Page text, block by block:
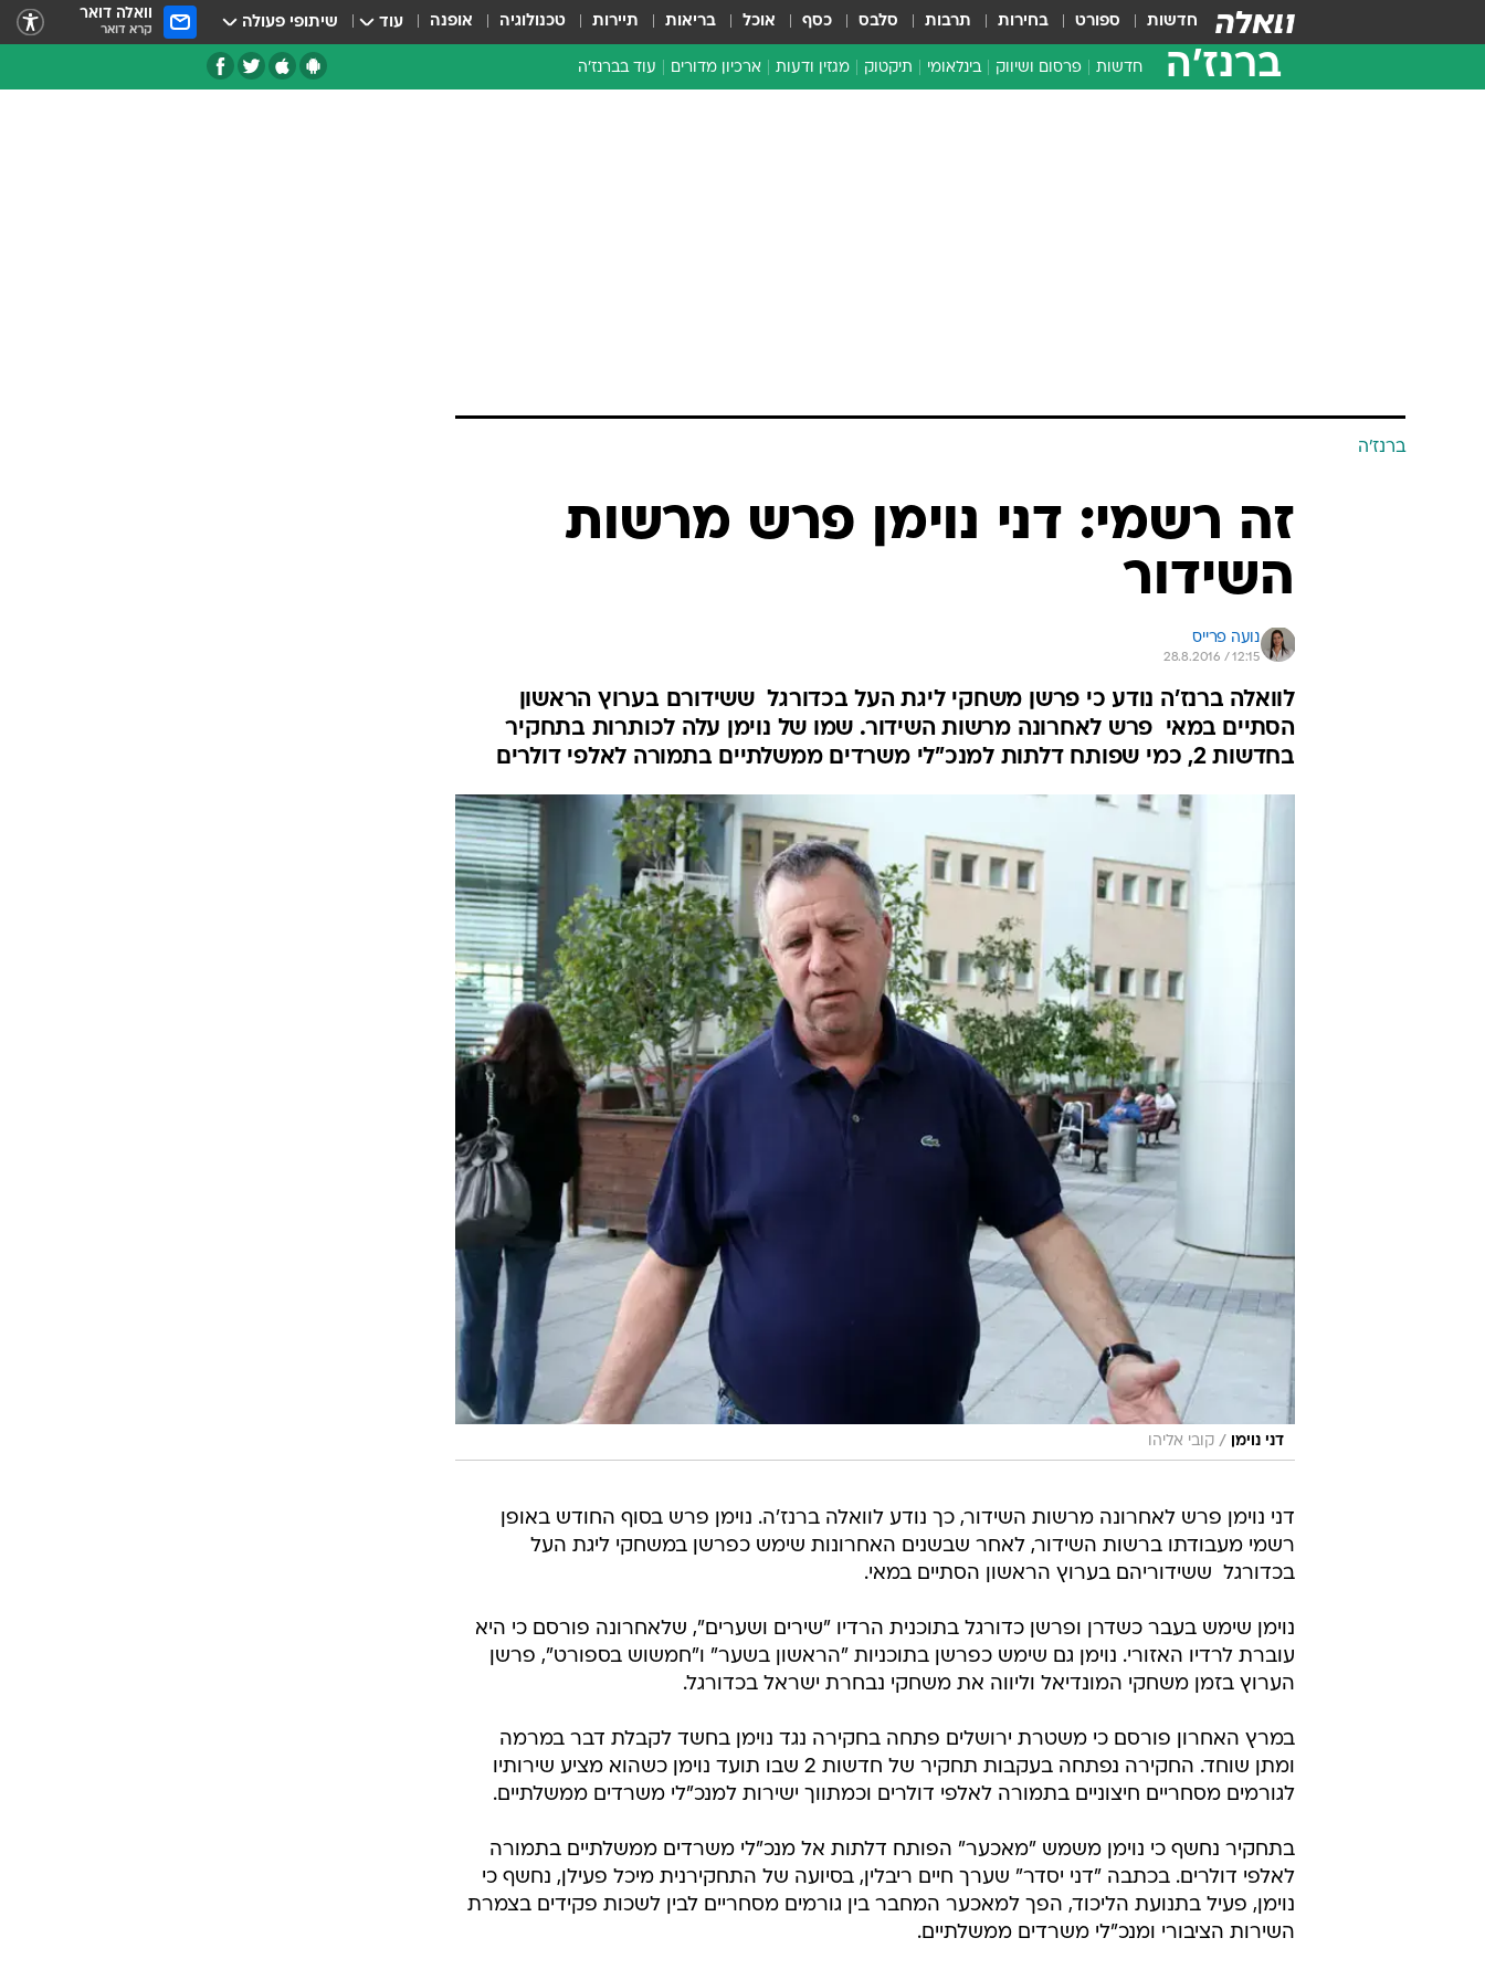
חדשות ספורט בחירות תרבות סלבס כסף אוכל בריאות תיירות טכנולוגיה אופנה עוד שיתופי פעולה וואלה דואר
קרא דואר
ברנז'ה חדשות פרסום ושיווק בינלאומי תיקטוק מגזין ודעות ארכיון מדורים עוד בברנז'ה
ברנז'ה
זה רשמי: דני נוימן פרש מרשות
השידור
נועה פרייס
28.8.2016 / 12:15
לוואלה ברנז'ה נודע כי פרשן משחקי ליגת העל בכדורגל  ששידורם בערוץ הראשון
הסתיים במאי  פרש לאחרונה מרשות השידור. שמו של נוימן עלה לכותרות בתחקיר
בחדשות 2, כמי שפותח דלתות למנכ"לי משרדים ממשלתיים בתמורה לאלפי דולרים
דני נוימן / קובי אליהו
דני נוימן פרש לאחרונה מרשות השידור, כך נודע לוואלה ברנז'ה. נוימן פרש בסוף החודש באופן
רשמי מעבודתו ברשות השידור, לאחר שבשנים האחרונות שימש כפרשן במשחקי ליגת העל
בכדורגל  ששידוריהם בערוץ הראשון הסתיים במאי.
נוימן שימש בעבר כשדרן ופרשן כדורגל בתוכנית הרדיו "שירים ושערים", שלאחרונה פורסם כי היא
עוברת לרדיו האזורי. נוימן גם שימש כפרשן בתוכניות "הראשון בשער" ו"חמשוש בספורט", פרשן
הערוץ בזמן משחקי המונדיאל וליווה את משחקי נבחרת ישראל בכדורגל.
במרץ האחרון פורסם כי משטרת ירושלים פתחה בחקירה נגד נוימן בחשד לקבלת דבר במרמה
ומתן שוחד. החקירה נפתחה בעקבות תחקיר של חדשות 2 שבו תועד נוימן כשהוא מציע שירותיו
לגורמים מסחריים חיצוניים בתמורה לאלפי דולרים וכמתווך ישירות למנכ"לי משרדים ממשלתיים.
בתחקיר נחשף כי נוימן משמש "מאכער" הפותח דלתות אל מנכ"לי משרדים ממשלתיים בתמורה
לאלפי דולרים. בכתבה "דני יסדר" שערך חיים ריבלין, בסיועה של התחקירנית מיכל פעילן, נחשף כי
נוימן, פעיל בתנועת הליכוד, הפך למאכער המחבר בין גורמים מסחריים לבין לשכות פקידים בצמרת
השירות הציבורי ומנכ"לי משרדים ממשלתיים.